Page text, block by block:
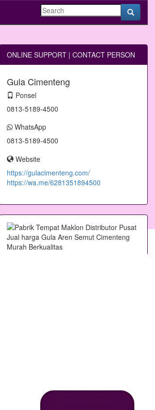
ONLINE SUPPORT | CONTACT PERSON
Gula Cimenteng
Ponsel
0813-5189-4500
WhatsApp
0813-5189-4500
Website
https://gulacimenteng.com/
https://wa.me/6281351894500